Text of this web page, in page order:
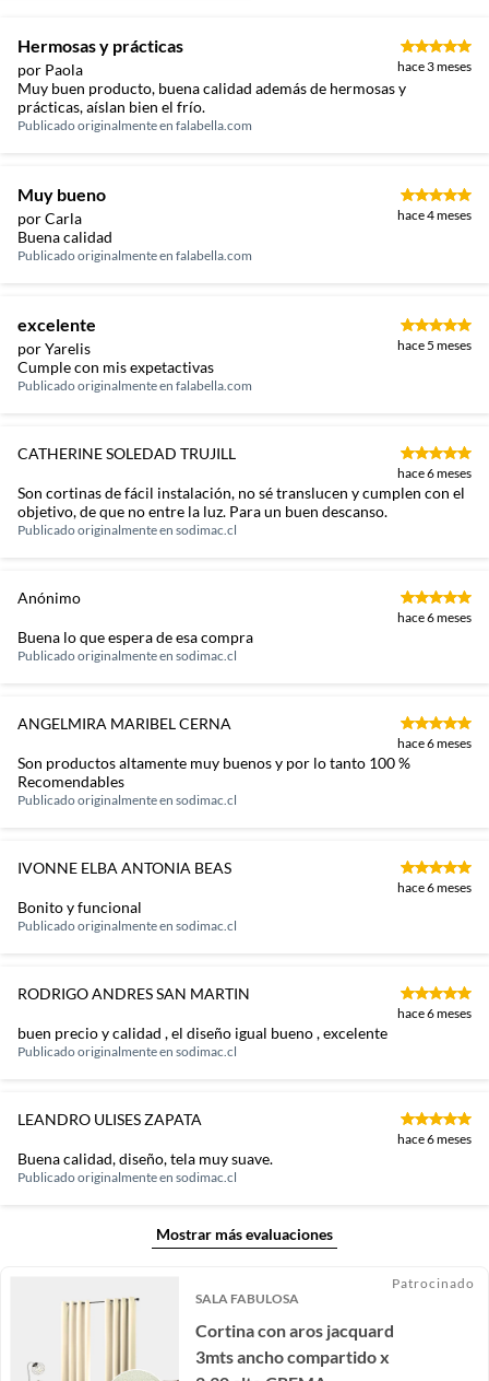
Hermosas y prácticas
por Paola hace 3 meses
Muy buen producto, buena calidad además de hermosas y
prácticas, aíslan bien el frío.
Publicado originalmente en falabella.com
Muy bueno
por Carla hace 4 meses
Buena calidad
Publicado originalmente en falabella.com
excelente
por Yarelis hace 5 meses
Cumple con mis expetactivas
Publicado originalmente en falabella.com
CATHERINE SOLEDAD TRUJILL
hace 6 meses
Son cortinas de fácil instalación, no sé translucen y cumplen con el
objetivo, de que no entre la luz. Para un buen descanso.
Publicado originalmente en sodimac.cl
Anónimo
hace 6 meses
Buena lo que espera de esa compra
Publicado originalmente en sodimac.cl
ANGELMIRA MARIBEL CERNA
hace 6 meses
Son productos altamente muy buenos y por lo tanto 100 %
Recomendables
Publicado originalmente en sodimac.cl
IVONNE ELBA ANTONIA BEAS
hace 6 meses
Bonito y funcional
Publicado originalmente en sodimac.cl
RODRIGO ANDRES SAN MARTIN
hace 6 meses
buen precio y calidad , el diseño igual bueno , excelente
Publicado originalmente en sodimac.cl
LEANDRO ULISES ZAPATA
hace 6 meses
Buena calidad, diseño, tela muy suave.
Publicado originalmente en sodimac.cl
Mostrar más evaluaciones
SALA FABULOSA
Cortina con aros jacquard
3mts ancho compartido x
Patrocinado